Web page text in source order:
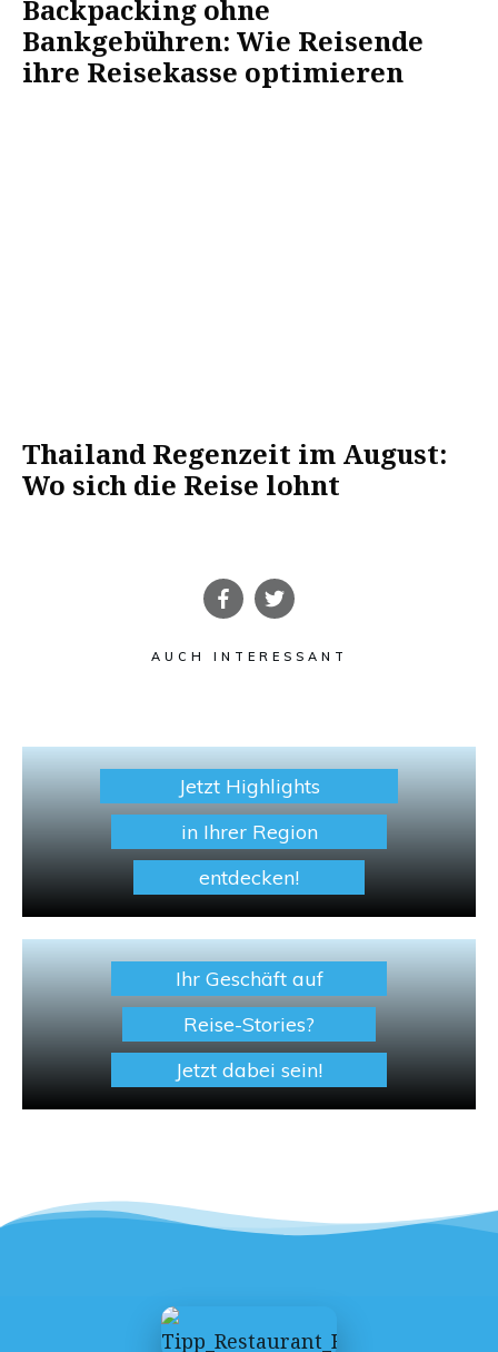
Backpacking ohne
Bankgebühren: Wie Reisende
ihre Reisekasse optimieren
Thailand Regenzeit im August:
Wo sich die Reise lohnt
AUCH INTERESSANT
Jetzt Highlights
in Ihrer Region
entdecken!
Ihr Geschäft auf
Reise-Stories?
Jetzt dabei sein!